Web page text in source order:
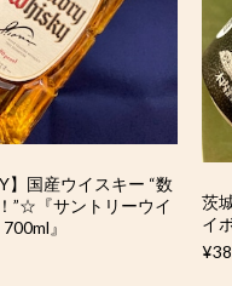
】国産ウイスキー “数
”☆『サントリーウイ
』
茨
イ